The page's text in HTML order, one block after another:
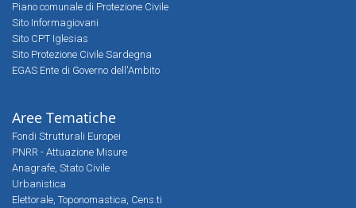
Piano comunale di Protezione Civile
Sito Informagiovani
Sito CPT Iglesias
Sito Protezione Civile Sardegna
EGAS Ente di Governo dell'Ambito
Aree Tematiche
Fondi Strutturali Europei
PNRR - Attuazione Misure
Anagrafe, Stato Civile
Urbanistica
Elettorale, Toponomastica, Cens.ti